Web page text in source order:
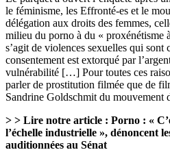
le féminisme, les Effronté-es et le
délégation aux droits des femmes,
milieu du porno à du « proxénétisme
s’agit de violences sexuelles qui sont
consentement est extorqué par
vulnérabilité […] Pour toutes ces
parler de prostitution filmée que de
Sandrine Goldschmit du mouvement
> > Lire notre article : Porno : «
l’échelle industrielle », dénoncent
auditionnées au Sénat